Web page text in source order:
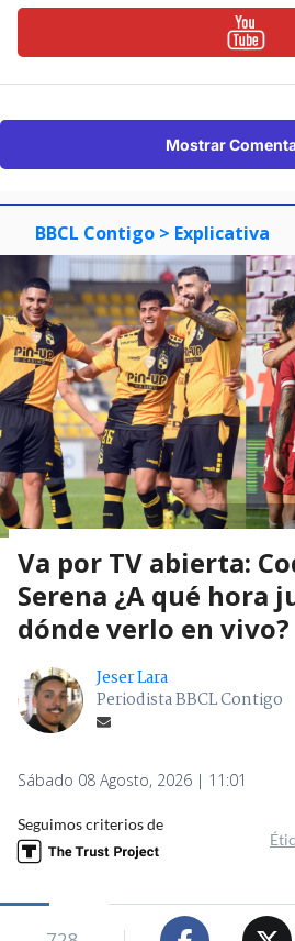
Mostrar
BBCL Contigo > Explicativa
Va por TV abierta:
Serena ¿A qué hora
dónde verlo en vivo?
Jeser Lara
Periodista BBCL Contigo
Sábado 08 Agosto, 2026 | 11:01
Seguimos criterios de